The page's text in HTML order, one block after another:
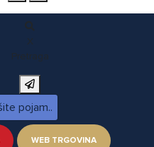
X
Pretraga
WEB TRGOVINA